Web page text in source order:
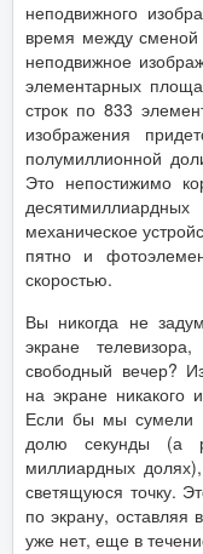
неподвижного
время между сменой
неподвижное
элементарных
строк по 833
изображения
полумиллионной
Это непостижимо
механическое
пятно и
скоростью.
Вы никогда не
экране
свободный вечер?
на экране никакого
Если бы мы сумели
долю секунды (а
миллиардных
светящуюся точку.
по экрану,
уже нет, еще в